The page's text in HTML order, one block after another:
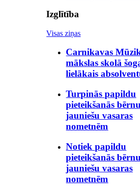
Izglītība
Visas ziņas
Carnikavas
mākslas skolā
lielākais
Turpinās papildu
pieteikšanās
jauniešu vasaras
nometnēm
Notiek papildu
pieteikšanās
jauniešu vasaras
nometnēm